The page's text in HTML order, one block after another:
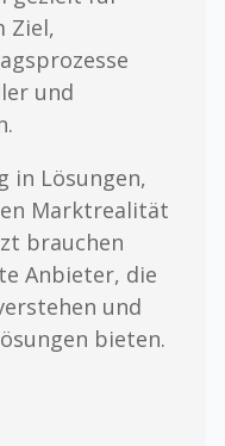
Ziel,
und
in Lösungen,
Marktrealität
brauchen
Anbieter, die
und
bieten.